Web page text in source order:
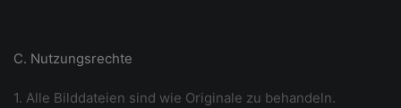
C. Nutzungsrechte
1. Alle Bilddateien sind wie Originale zu behandeln.